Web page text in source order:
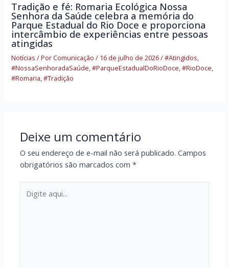
Tradição e fé: Romaria Ecológica Nossa
Senhora da Saúde celebra a memória do
Parque Estadual do Rio Doce e proporciona
intercâmbio de experiências entre pessoas
atingidas
Notícias / PorComunicação/ 16 de julho de 2026/#Atingidos,
#NossaSenhoradaSaúde,#ParqueEstadualDoRioDoce,#RioDoce,
#Romaria,#Tradição
Deixe um comentário
O seu endereço de e-mail não será publicado. Campos
obrigatórios são marcados com*
aqui...